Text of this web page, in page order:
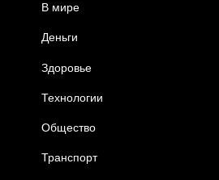
В мире
Деньги
Здоровье
Технологии
Общество
Транспорт